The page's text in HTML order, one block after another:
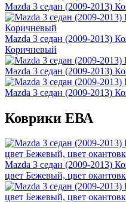
Mazda 3 седан (2009-2013)
Mazda 3 седан (2009-2013)
Коричневый
Mazda 3 седан (2009-2013)
Mazda 3 седан (2009-2013)
Коврики ЕВА
Mazda 3 седан (2009-2013)
цвет Бежевый, цвет